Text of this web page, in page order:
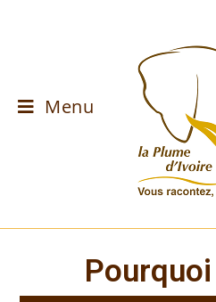
Menu